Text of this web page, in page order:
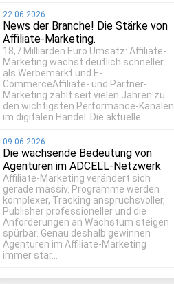
22.06.2026
News der Branche! Die Stärke von
Affiliate-Marketing.
18,7 Milliarden Euro Umsatz: Affiliate-
Marketing wächst deutlich schneller
als Werbemarkt und E-
CommerceAffiliate- und Partner-
Marketing zählt seit vielen Jahren zu
den wichtigsten Performance-Kanälen
im digitalen Handel. Die aktuelle ...
09.06.2026
Die wachsende Bedeutung von
Agenturen im ADCELL-Netzwerk
Affiliate-Marketing verändert sich
gerade massiv. Programme werden
komplexer, Tracking anspruchsvoller,
Publisher professioneller und die
Anforderungen an Wachstum steigen
spürbar. Genau deshalb gewinnen
Agenturen im Affiliate-Marketing
immer stär...